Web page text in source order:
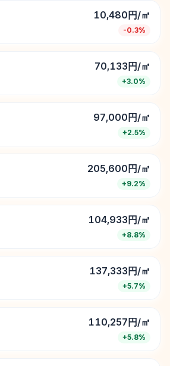
10,480円/㎡
-0.3%
70,133円/㎡
+3.0%
97,000円/㎡
+2.5%
205,600円/㎡
+9.2%
104,933円/㎡
+8.8%
137,333円/㎡
+5.7%
110,257円/㎡
+5.8%